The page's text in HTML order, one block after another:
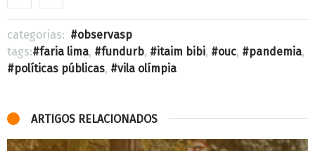
categorias:
observasp
tags: faria lima, fundurb, itaim bibi, ouc, pandemia,
políticas públicas, vila olímpia
ARTIGOS RELACIONADOS